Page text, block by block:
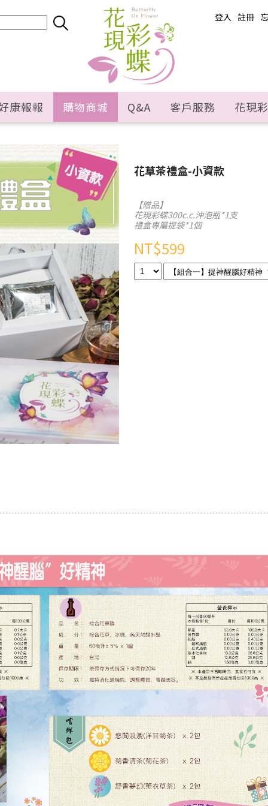
登入 註冊
康報報 購物商城 Q&A 客戶服務 花現
花草茶禮盒-小資款
【贈品】
花現彩蝶300c.c.沖泡瓶*1支
禮盒專屬提袋*1個
NT$599